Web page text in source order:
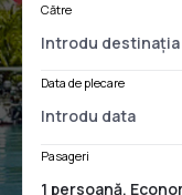
Către
Data de plecare
Pasageri